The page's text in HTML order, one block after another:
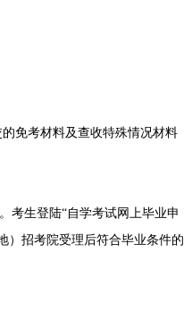
免考材料及查收特殊情况材料
生登陆“自学考试网上毕业申
）招考院受理后符合毕业条件的